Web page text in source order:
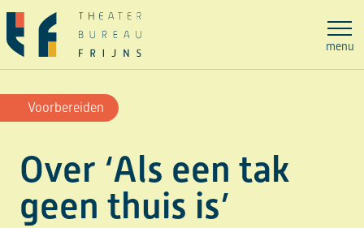
Ga
naar
de
inhoud
menu
Over ‘Als een tak
geen thuis is’
Voorbereiden